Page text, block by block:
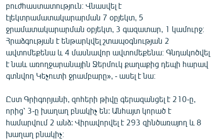
բուժհաստատություն։ Վնասվել է
էլեկտրամատակարարման 7 օբյեկտ, 5
ջրամատակարարման օբյեկտ, 3 գազատար, 1 կամուրջ։
Հրաձգության է ենթարկվել շտապօգնության 2
ավտոմեքենա և 4 մասնավոր ավտոմեքենա։ Գնդակոծվել
է նաև առողջարանային Ջերմուկ քաղաքից դեպի հարավ
գտնվող Կեչուտի ջրամբարը», - ասել է նա։
Ըստ Գրիգորյանի, զոհերի թիվը գերազանցել է 210-ը,
որից՝ 3-ը խաղաղ բնակիչ են: Անհայտ կորած է
համարվում 2 անձ: Վիրավորվել է 293 զինծառայող և 8
խաղաղ բնակիչ։